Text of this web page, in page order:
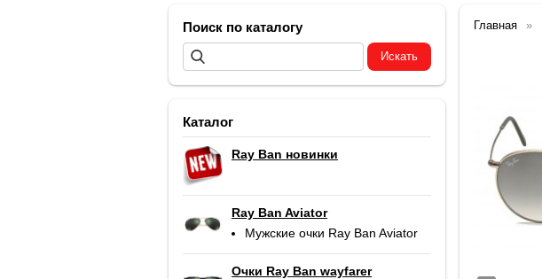
Поиск по каталогу
Каталог
Ray Ban новинки
Ray Ban Aviator
Мужские очки Ray Ban Aviator
Очки Ray Ban wayfarer
Главная